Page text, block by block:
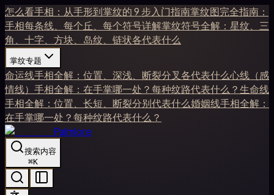
怎么看手相：从手形到掌纹的 9 步入门指南掌纹图完全指南：
手相每条线、每个丘、每个符号详解掌纹符号全解：星纹、三
角、十字、方块、岛纹、链状各代表什么
掌纹专题
命运线手相全解：位置、深浅、断裂分叉各代表什么心线（感
情线）手相全解：在手掌哪一处？每种纹路代表什么？生命线
手相全解：位置、长短、断裂分别代表什么婚姻线手相全解：
在手掌哪一处？每种纹路代表什么？
Palmlore
搜索内容
⌘K